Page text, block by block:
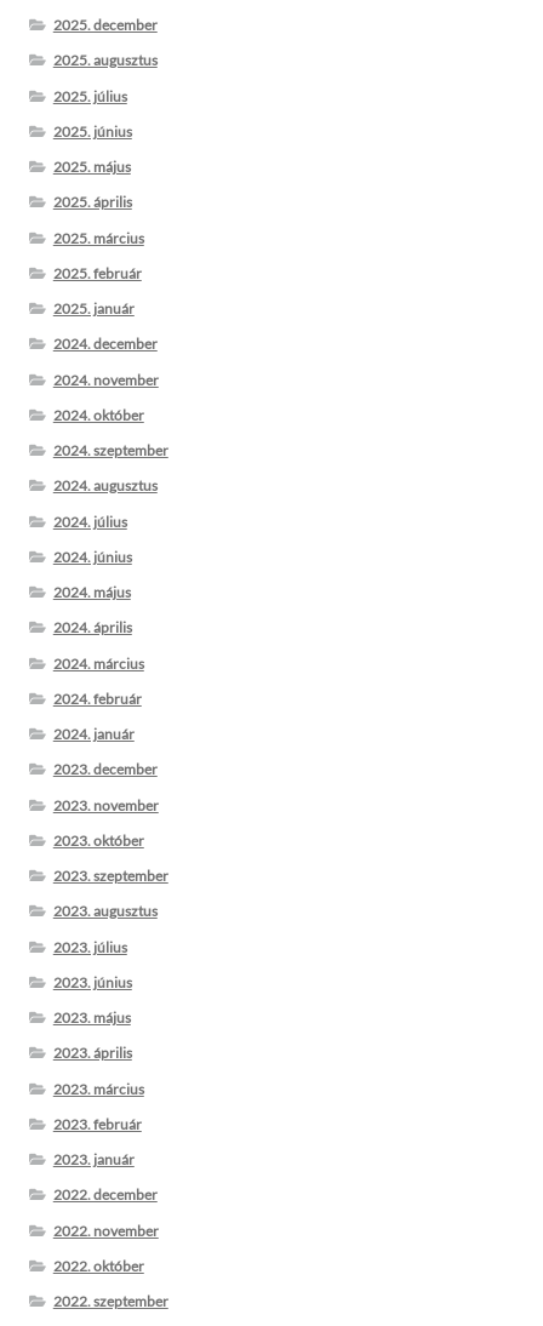
2025. december
2025. augusztus
2025. július
2025. június
2025. május
2025. április
2025. március
2025. február
2025. január
2024. december
2024. november
2024. október
2024. szeptember
2024. augusztus
2024. július
2024. június
2024. május
2024. április
2024. március
2024. február
2024. január
2023. december
2023. november
2023. október
2023. szeptember
2023. augusztus
2023. július
2023. június
2023. május
2023. április
2023. március
2023. február
2023. január
2022. december
2022. november
2022. október
2022. szeptember